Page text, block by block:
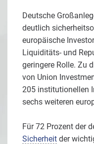
Deutsche
deutlich
europäische
Liquiditäts- und
geringere Rolle. Zu
von Union
205 institutionellen
sechs weiteren
Für 72 Prozent der
Sicherheit der